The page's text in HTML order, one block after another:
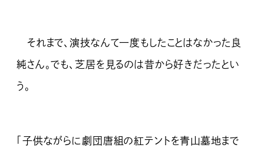
それまで、演技なんて一度もしたことはなかった良
純さん。でも、芝居を見るのは昔から好きだったとい
う。
「子供ながらに劇団唐組の紅テントを青山墓地まで